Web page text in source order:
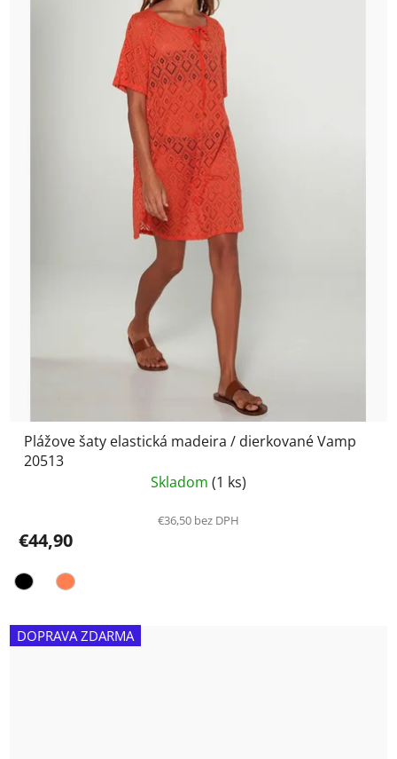
Plážove šaty elastická madeira / dierkované Vamp
20513
Skladom (1 ks)
€36,50 bez DPH
€44,90
DOPRAVA ZDARMA